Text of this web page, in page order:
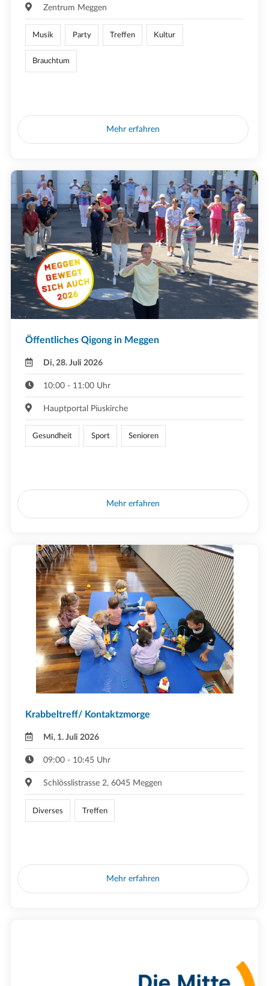
Zentrum Meggen
Musik Party Treffen Kultur
Brauchtum
Mehr erfahren
Öffentliches Qigong in Meggen
Di, 28. Juli 2026
10:00 - 11:00 Uhr
Hauptportal Piuskirche
Gesundheit Sport Senioren
Mehr erfahren
Krabbeltreff/ Kontaktzmorge
Mi, 1. Juli 2026
09:00 - 10:45 Uhr
Schlösslistrasse 2, 6045 Meggen
Diverses Treffen
Mehr erfahren